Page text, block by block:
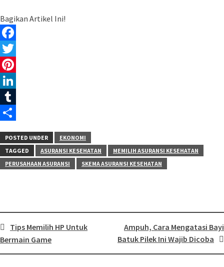
Bagikan Artikel Ini!
Facebook
Twitter
Pinterest
LinkedIn
Tumblr
POSTED UNDER
EKONOMI
TAGGED
ASURANSI KESEHATAN
MEMILIH ASURANSI KESEHATAN
PERUSAHAAN ASURANSI
SKEMA ASURANSI KESEHATAN
Post
Tips Memilih HP Untuk
Bermain Game
Ampuh, Cara Mengatasi Bayi
Batuk Pilek Ini Wajib Dicoba